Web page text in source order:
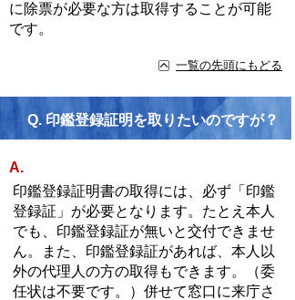
に除票が必要な方は取得することが可能
です。
一覧の先頭にもどる
Q. 印鑑登録証明を取りたいのですが？
A.
印鑑登録証明書の取得には、必ず「印鑑
登録証」が必要となります。たとえ本人
でも、印鑑登録証が無いと交付できませ
ん。また、印鑑登録証があれば、本人以
外の代理人の方の取得もできます。（委
任状は不要です。）併せて窓口に来庁さ